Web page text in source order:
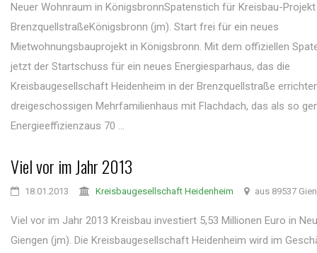
Neuer Wohnraum in KönigsbronnSpatenstich für Kreisbau-
BrenzquellstraßeKönigsbronn (jm). Start frei für ein neues
Mietwohnungsbauprojekt in Königsbronn. Mit dem offiziellen
jetzt der Startschuss für ein neues Energiesparhaus, das die
Kreisbaugesellschaft Heidenheim in der Brenzquellstraße
dreigeschossigen Mehrfamilienhaus mit Flachdach, das als so
Energieeffizienzaus 70 ...
Viel vor im Jahr 2013
18.01.2013 Kreisbaugesellschaft Heidenheim aus 89537
Viel vor im Jahr 2013 Kreisbau investiert 5,53 Millionen Euro in
Giengen (jm). Die Kreisbaugesellschaft Heidenheim wird im